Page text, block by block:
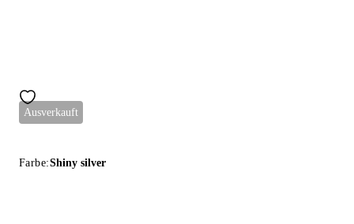
Ausverkauft
Farbe:Shiny silver